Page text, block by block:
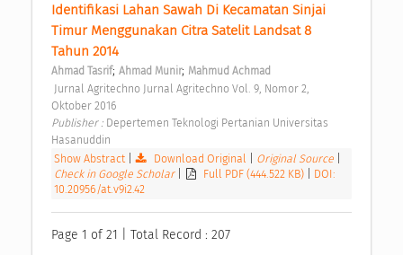
Identifikasi Lahan Sawah Di Kecamatan Sinjai
Timur Menggunakan Citra Satelit Landsat 8
Tahun 2014
Ahmad Tasrif; Ahmad Munir; Mahmud Achmad
Oktober 2016
Publisher : Depertemen Teknologi Pertanian Universitas
Hasanuddin
Show Abstract
Download Original Original Source
Check in Google Scholar
Full PDF (444.522 KB)
DOI:
10.20956/at.v9i2.42
Page 1 of 21 | Total Record : 207